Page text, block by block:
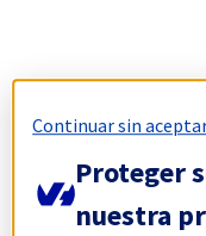
Continuar sin
Proteger
nuestra